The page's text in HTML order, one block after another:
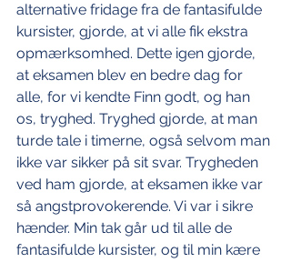
alternative fridage fra de fantasifulde
kursister, gjorde, at vi alle fik ekstra
opmærksomhed. Dette igen gjorde,
at eksamen blev en bedre dag for
alle, for vi kendte Finn godt, og han
os, tryghed. Tryghed gjorde, at man
turde tale i timerne, også selvom man
ikke var sikker på sit svar. Trygheden
ved ham gjorde, at eksamen ikke var
så angstprovokerende. Vi var i sikre
hænder. Min tak går ud til alle de
fantasifulde kursister, og til min kære